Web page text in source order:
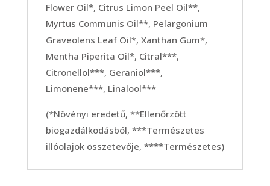
Flower Oil*, Citrus Limon Peel Oil**,
Myrtus Communis Oil**, Pelargonium
Graveolens Leaf Oil*, Xanthan Gum*,
Mentha Piperita Oil*, Citral***,
Citronellol***, Geraniol***,
Limonene***, Linalool***
(*Növényi eredetű, **Ellenőrzött
biogazdálkodásból, ***Természetes
illóolajok összetevője, ****Természetes)